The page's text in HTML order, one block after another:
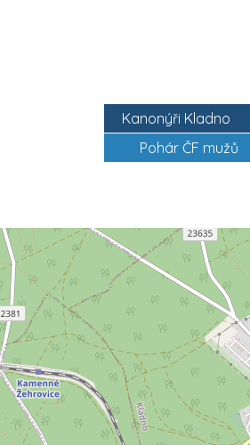
Kanonýři Kladno
Pohár ČF mužů